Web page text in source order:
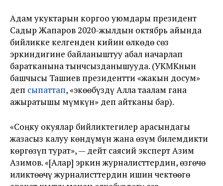
Адам укуктарын коргоо уюмдары президент
Садыр Жапаров 2020-жылдын октябрь айында
бийликке келгенден кийин өлкөдө сөз
эркиндигине байланыштуу абал начарлап
баратканына тынчсызданышууда. (УКМКнын
башчысы Ташиев президентти «жакын досум»
деп сыпаттап, «экөөбүздү Алла таалам гана
ажыратышы мүмкүн» деп айтканы бар).
«Соңку окуялар бийликтегилер арасындагы
жазасыз калуу көндүмүн жана өзүм билемдикти
көргөзүп турат», — дейт саясий эксперт Азим
Азимов. «[Алар] эркин журналисттердин, өзгөчө
иликтөөчү журналисттердин ишин чектөөгө